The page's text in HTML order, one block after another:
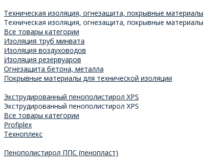
Техническая изоляция, огнезащита, покрывные материалы
Техническая изоляция, огнезащита, покрывные материалы
Все товары категории
Изоляция труб минвата
Изоляция воздуховодов
Изоляция резервуаров
Огнезащита бетона, металла
Покрывные материалы для технической изоляции
Экструдированный пенополистирол XPS
Экструдированный пенополистирол XPS
Все товары категории
Profiplex
Техноплекс
Пенополистирол ППС (пенопласт)